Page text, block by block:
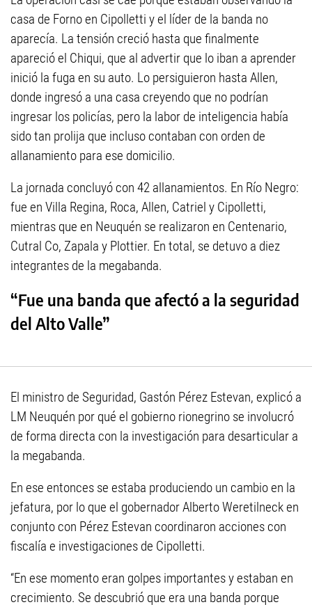
casa de Forno en Cipolletti y el líder de la banda no
aparecía. La tensión creció hasta que finalmente
apareció el Chiqui, que al advertir que lo iban a aprender
inició la fuga en su auto. Lo persiguieron hasta Allen,
donde ingresó a una casa creyendo que no podrían
ingresar los policías, pero la labor de inteligencia había
sido tan prolija que incluso contaban con orden de
allanamiento para ese domicilio.
La jornada concluyó con 42 allanamientos. En Río Negro:
fue en Villa Regina, Roca, Allen, Catriel y Cipolletti,
mientras que en Neuquén se realizaron en Centenario,
Cutral Co, Zapala y Plottier. En total, se detuvo a diez
integrantes de la megabanda.
“Fue una banda que afectó a la seguridad
del Alto Valle”
El ministro de Seguridad, Gastón Pérez Estevan, explicó a
LM Neuquén por qué el gobierno rionegrino se involucró
de forma directa con la investigación para desarticular a
la megabanda.
En ese entonces se estaba produciendo un cambio en la
jefatura, por lo que el gobernador Alberto Weretilneck en
conjunto con Pérez Estevan coordinaron acciones con
fiscalía e investigaciones de Cipolletti.
“En ese momento eran golpes importantes y estaban en
crecimiento. Se descubrió que era una banda porque